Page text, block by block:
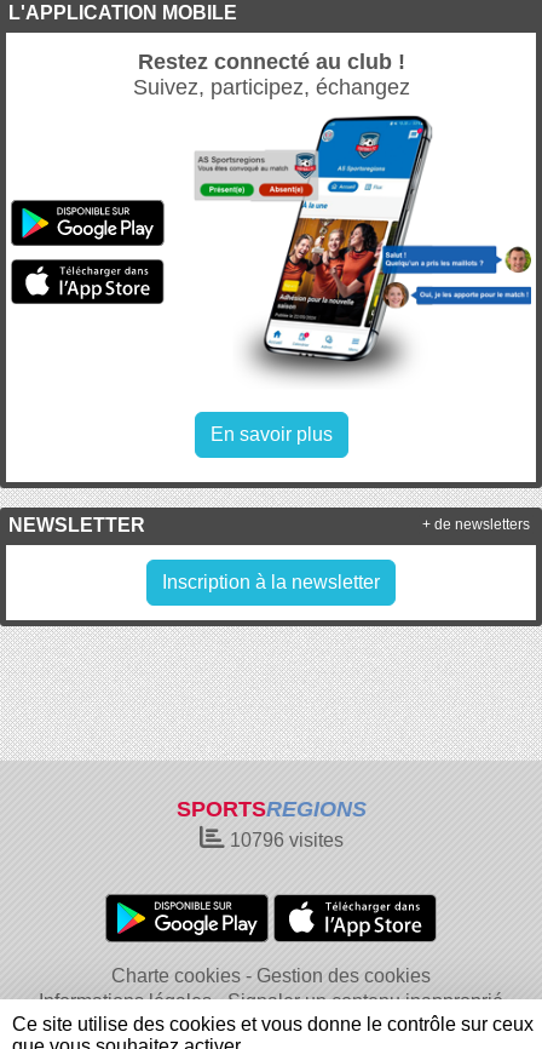
L'APPLICATION MOBILE
Restez connecté au club !
Suivez, participez, échangez
En savoir plus
NEWSLETTER
Inscription à la newsletter
+ de newsletters
SPORTSREGIONS
10796visites
Charte cookies
Gestion des cookies
Informations légales
Signaler un contenu inapproprié
Ce site utilise des cookies et vous donne le contrôle sur ceux